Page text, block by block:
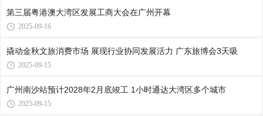
第三届粤港澳大湾区发展工商大会在广州开幕
2025-09-16
撬动金秋文旅消费市场 展现行业协同发展活力 广东旅博会3天吸
2025-09-15
广州南沙站预计2028年2月底竣工 1小时通达大湾区多个城市
2025-09-15